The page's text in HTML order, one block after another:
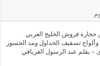
حجارة فروش الخليج العربي
وألواح تسقيف الجداول ومد الجسور
– بقلم عبد الرسول الغريافي